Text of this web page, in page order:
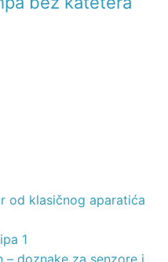
od klasičnog aparatića
1
– doznake za senzore i